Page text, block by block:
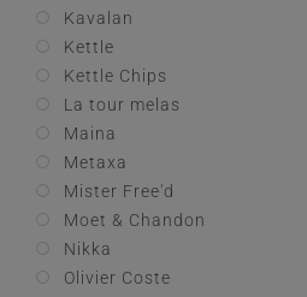
Kavalan
Kettle
Kettle Chips
La tour melas
Maina
Metaxa
Mister Free'd
Moet & Chandon
Nikka
Olivier Coste